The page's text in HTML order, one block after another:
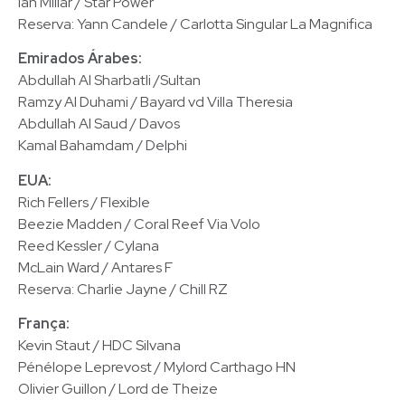
Reserva: Yann Candele / Carlotta Singular La Magnifica
Emirados Árabes:
Abdullah Al Sharbatli /Sultan
Ramzy Al Duhami / Bayard vd Villa Theresia
Abdullah Al Saud / Davos
Kamal Bahamdam / Delphi
EUA:
Rich Fellers / Flexible
Beezie Madden / Coral Reef Via Volo
Reed Kessler / Cylana
McLain Ward / Antares F
Reserva: Charlie Jayne / Chill RZ
França:
Kevin Staut / HDC Silvana
Pénélope Leprevost / Mylord Carthago HN
Olivier Guillon / Lord de Theize